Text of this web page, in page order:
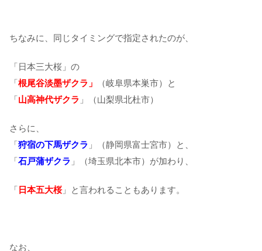
ちなみに、同じタイミングで指定されたのが、
「日本三大桜」の
「根尾谷淡墨ザクラ」
（岐阜県本巣市）と
「山高神代ザクラ 」（山梨県北杜市）
さらに、
「狩宿の下馬ザクラ 」（静岡県富士宮市）と、
「石戸蒲ザクラ 」（埼玉県北本市）が加わり、
「 日本五大桜」と言われることもあります。
なお、